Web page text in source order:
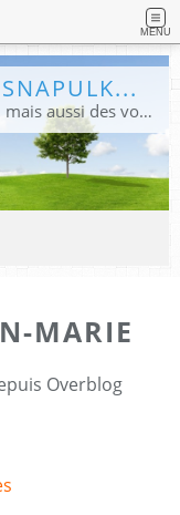
MENU
Le monde, à travers sa cuisine surtout, mais aussi des voyages, et des idées.
MARIE
Overblog